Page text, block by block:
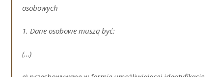
osobowych
1. Dane osobowe muszą być:
(…)